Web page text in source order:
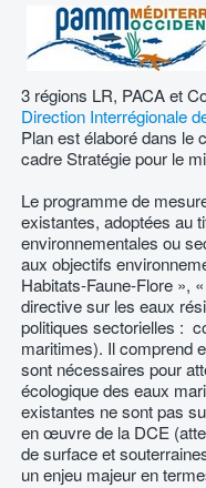
3 régions LR, PACA et
Direction Interrégionale
Plan est élaboré dans le
cadre Stratégie pour le
Le programme de
existantes, adoptées au
environnementales ou
aux objectifs
Habitats-Faune-Flore »,
directive sur les eaux
politiques sectorielles :
maritimes). Il comprend
sont nécessaires pour
écologique des eaux
existantes ne sont pas
en œuvre de la DCE
de surface et
un enjeu majeur en